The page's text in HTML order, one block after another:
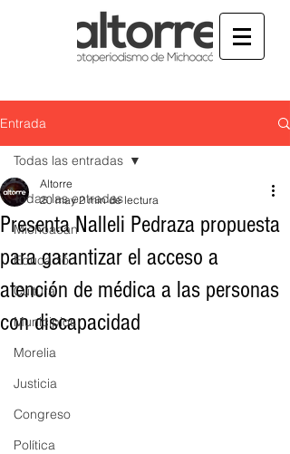
Entrada
Todas las entradas
Michoacán
Educación
Cultura
Municipios
Morelia
Justicia
Congreso
Política
Todas las entradas
Presenta Nalleli Pedraza propuesta
para garantizar el acceso a
atención de médica a las personas
con discapacidad
Altorre
20 may 2 min de lectura